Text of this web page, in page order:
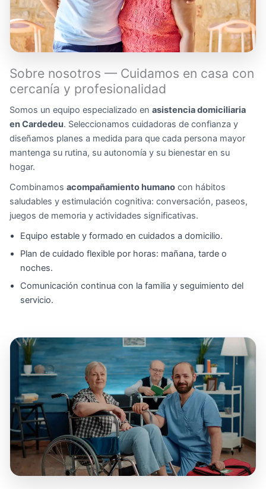
Sobre nosotros — Cuidamos en casa con
cercanía y profesionalidad
Somos un equipo especializado en asistencia domiciliaria
en Cardedeu. Seleccionamos cuidadoras de confianza y
diseñamos planes a medida para que cada persona mayor
mantenga su rutina, su autonomía y su bienestar en su
hogar.
Combinamos acompañamiento humano con hábitos
saludables y estimulación cognitiva: conversación, paseos,
juegos de memoria y actividades significativas.
Equipo estable y formado en cuidados a domicilio.
Plan de cuidado flexible por horas: mañana, tarde o
noches.
Comunicación continua con la familia y seguimiento del
servicio.